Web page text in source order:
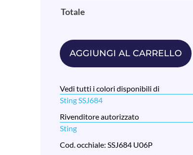
Totale
AGGIUNGI AL CARRELLO
Vedi tutti i colori disponibili di
Sting SSJ684
Rivenditore autorizzato
Sting
Cod. occhiale: SSJ684 U06P